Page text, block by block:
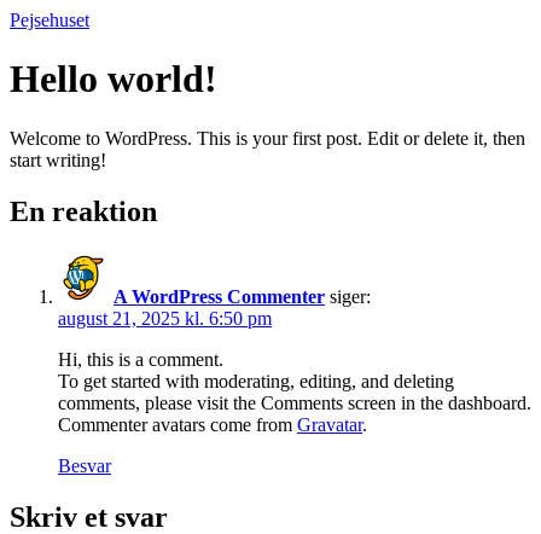
Videre
indhold
Pejsehuset
Hello world!
Welcome to WordPress. This is your first post. Edit or delete it, then
start writing!
En reaktion
A WordPress Commenter siger:
august 21, 2025 kl. 6:50 pm
Hi, this is a comment.
To get started with moderating, editing, and deleting
comments, please visit the Comments screen in the dashboard.
Commenter avatars come from Gravatar.
Besvar
Skriv et svar